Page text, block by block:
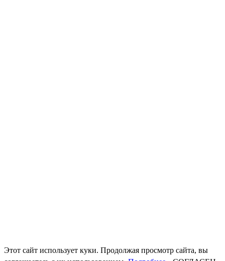
Этот сайт использует куки. Продолжая просмотр сайта, вы